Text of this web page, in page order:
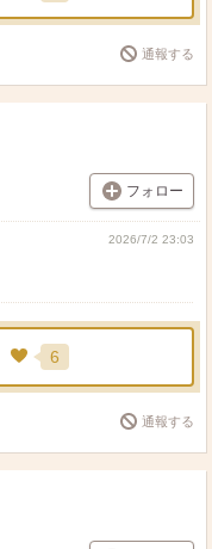
通報する
フォロー
2026/7/2 23:03
6
通報する